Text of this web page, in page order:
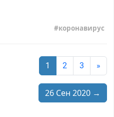
коронавирус
1 2 3 »
26 Сен 2020 →